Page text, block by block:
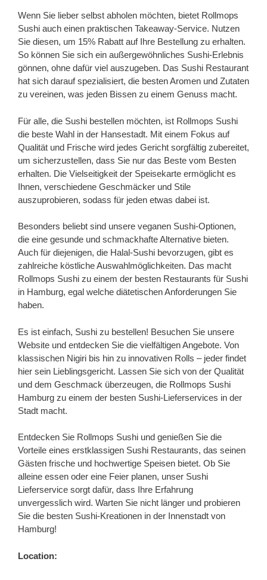
Wenn Sie lieber selbst abholen möchten, bietet Rollmops
Sushi auch einen praktischen Takeaway-Service. Nutzen
Sie diesen, um 15% Rabatt auf Ihre Bestellung zu erhalten.
So können Sie sich ein außergewöhnliches Sushi-Erlebnis
gönnen, ohne dafür viel auszugeben. Das Sushi Restaurant
hat sich darauf spezialisiert, die besten Aromen und Zutaten
zu vereinen, was jeden Bissen zu einem Genuss macht.
Für alle, die Sushi bestellen möchten, ist Rollmops Sushi
die beste Wahl in der Hansestadt. Mit einem Fokus auf
Qualität und Frische wird jedes Gericht sorgfältig zubereitet,
um sicherzustellen, dass Sie nur das Beste vom Besten
erhalten. Die Vielseitigkeit der Speisekarte ermöglicht es
Ihnen, verschiedene Geschmäcker und Stile
auszuprobieren, sodass für jeden etwas dabei ist.
Besonders beliebt sind unsere veganen Sushi-Optionen,
die eine gesunde und schmackhafte Alternative bieten.
Auch für diejenigen, die Halal-Sushi bevorzugen, gibt es
zahlreiche köstliche Auswahlmöglichkeiten. Das macht
Rollmops Sushi zu einem der besten Restaurants für Sushi
in Hamburg, egal welche diätetischen Anforderungen Sie
haben.
Es ist einfach, Sushi zu bestellen! Besuchen Sie unsere
Website und entdecken Sie die vielfältigen Angebote. Von
klassischen Nigiri bis hin zu innovativen Rolls – jeder findet
hier sein Lieblingsgericht. Lassen Sie sich von der Qualität
und dem Geschmack überzeugen, die Rollmops Sushi
Hamburg zu einem der besten Sushi-Lieferservices in der
Stadt macht.
Entdecken Sie Rollmops Sushi und genießen Sie die
Vorteile eines erstklassigen Sushi Restaurants, das seinen
Gästen frische und hochwertige Speisen bietet. Ob Sie
alleine essen oder eine Feier planen, unser Sushi
Lieferservice sorgt dafür, dass Ihre Erfahrung
unvergesslich wird. Warten Sie nicht länger und probieren
Sie die besten Sushi-Kreationen in der Innenstadt von
Hamburg!
Location: